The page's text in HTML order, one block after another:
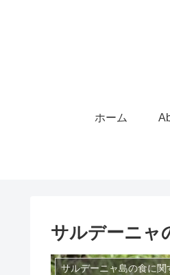
ホーム
サルデーニャ
サルデーニャ島の食に関